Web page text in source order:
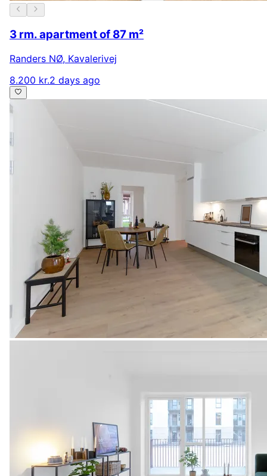
3 rm. apartment of 87 m²
Randers NØ, Kavalerivej
8.200 kr.2 days ago